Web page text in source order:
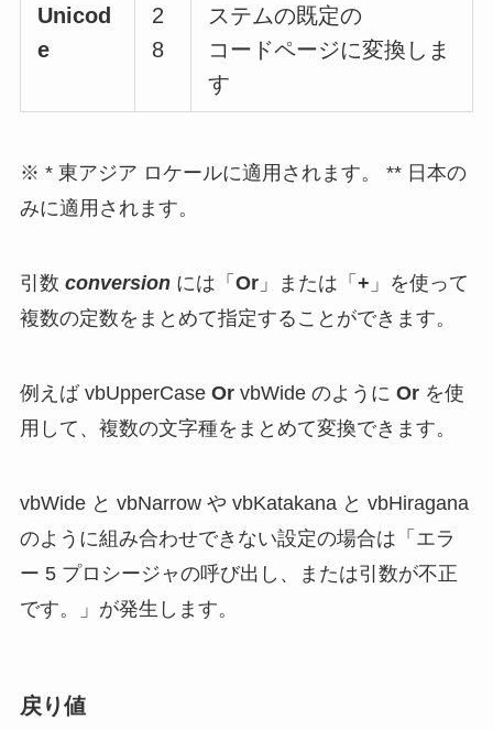
Unicod
e
2
8
ステムの既定の
コードページに変換しま
す
※ * 東アジア ロケールに適用されます。 ** 日本の
みに適用されます。
引数 conversionには「 Or」または「 + 」を使って
複数の定数をまとめて指定することができます。
例えば vbUpperCase OrvbWide のように Orを使
用して、複数の文字種をまとめて変換できます。
vbWide と vbNarrow や vbKatakana と vbHiragana
のように組み合わせできない設定の場合は「エラ
ー 5 プロシージャの呼び出し、または引数が不正
です。」が発生します。
戻り値